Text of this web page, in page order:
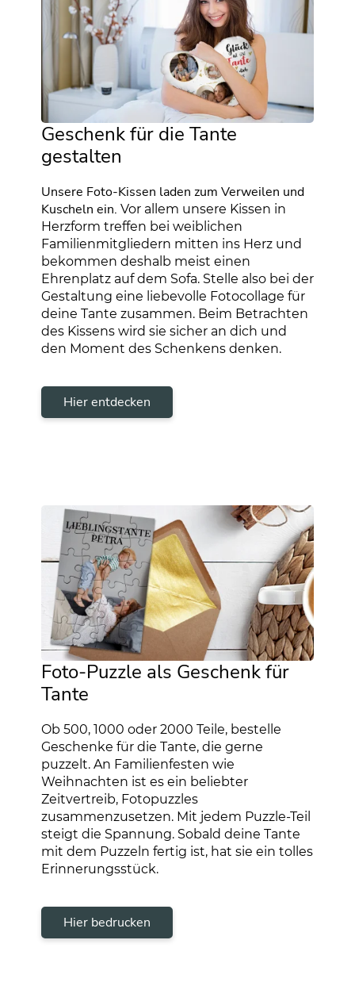
Geschenk für die Tante
gestalten
Unsere Foto-Kissen laden zum Verweilen und
Kuscheln ein. Vor allem unsere Kissen in
Herzform treffen bei weiblichen
Familienmitgliedern mitten ins Herz und
bekommen deshalb meist einen
Ehrenplatz auf dem Sofa. Stelle also bei der
Gestaltung eine liebevolle Fotocollage für
deine Tante zusammen. Beim Betrachten
des Kissens wird sie sicher an dich und
den Moment des Schenkens denken.
Hier entdecken
Foto-Puzzle als Geschenk für
Tante
Ob 500, 1000 oder 2000 Teile, bestelle
Geschenke für die Tante, die gerne
puzzelt. An Familienfesten wie
Weihnachten ist es ein beliebter
Zeitvertreib, Fotopuzzles
zusammenzusetzen. Mit jedem Puzzle-Teil
steigt die Spannung. Sobald deine Tante
mit dem Puzzeln fertig ist, hat sie ein tolles
Erinnerungsstück.
Hier bedrucken